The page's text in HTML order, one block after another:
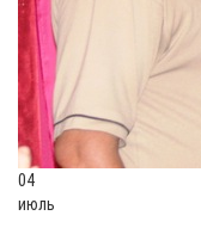
04
июль